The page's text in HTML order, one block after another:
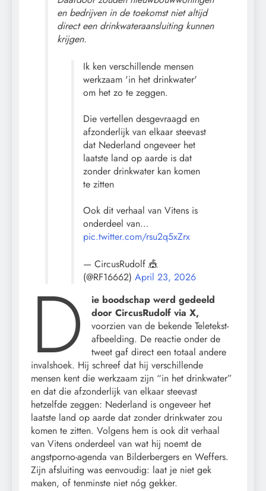
en bedrijven in de toekomst niet altijd
direct een drinkwateraansluiting kunnen
krijgen.
Ik ken verschillende mensen
werkzaam 'in het drinkwater'
om het zo te zeggen.
Die vertellen desgevraagd en
afzonderlijk van elkaar steevast
dat Nederland ongeveer het
laatste land op aarde is dat
zonder drinkwater kan komen
te zitten
Ook dit verhaal van Vitens is
onderdeel van…
pic.twitter.com/rsu2q5xZrx
— CircusRudolf 🎪
(@RF16662) April 23, 2026
D
ie boodschap werd gedeeld
door CircusRudolf via X,
voorzien van de bekende Teletekst-
afbeelding. De reactie onder de
tweet gaf direct een totaal andere
invalshoek. Hij schreef dat hij verschillende
mensen kent die werkzaam zijn “in het drinkwater”
en dat die afzonderlijk van elkaar steevast
hetzelfde zeggen: Nederland is ongeveer het
laatste land op aarde dat zonder drinkwater zou
komen te zitten. Volgens hem is ook dit verhaal
van Vitens onderdeel van wat hij noemt de
angstporno-agenda van Bilderbergers en Weffers.
Zijn afsluiting was eenvoudig: laat je niet gek
maken, of tenminste niet nóg gekker.